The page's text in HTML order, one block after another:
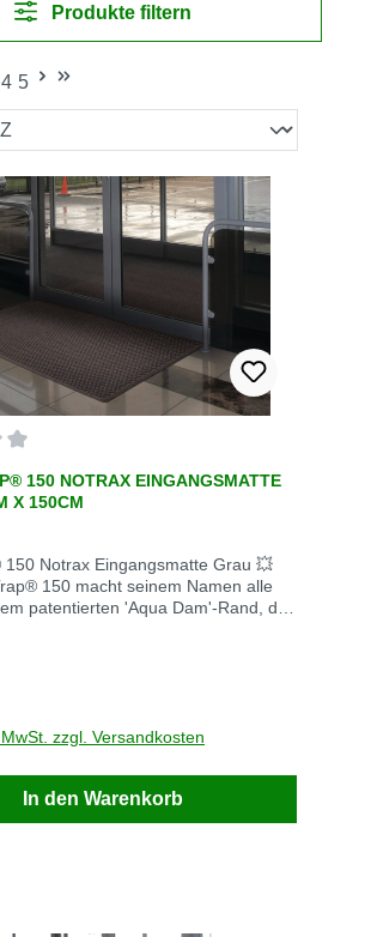
Produkte filtern
Seite
4
Seite
5
150 NOTRAX EINGANGSMATTE
X 150CM
Notrax Eingangsmatte Grau 💥
150 macht seinem Namen alle
patentierten 'Aqua Dam'-Rand, der
Fängt Schmutz und Feuchtigkeit
länger sauber bleiben
x
zzgl. Versandkosten
In den Warenkorb